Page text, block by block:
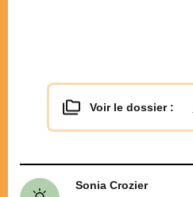
Voir le dossier :
Sonia Crozier